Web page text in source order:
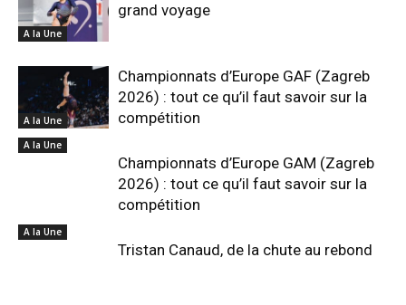
A la Une
grand voyage
A la Une
Championnats d’Europe GAF (Zagreb
2026) : tout ce qu’il faut savoir sur la
compétition
A la Une
Championnats d’Europe GAM (Zagreb
2026) : tout ce qu’il faut savoir sur la
compétition
A la Une
Tristan Canaud, de la chute au rebond